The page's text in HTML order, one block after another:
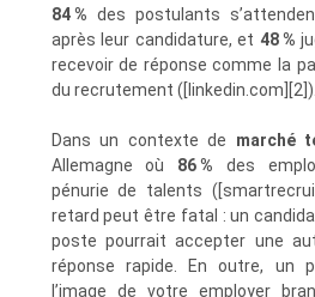
84 % des postulants
après leur candidature, et 48 %
recevoir de réponse comme la
du recrutement ([linkedin.com][2]).
Dans un contexte de marché
Allemagne où 86 % des
pénurie de talents
retard peut être fatal : un
poste pourrait accepter une
réponse rapide. En outre, un
l’image de votre employer